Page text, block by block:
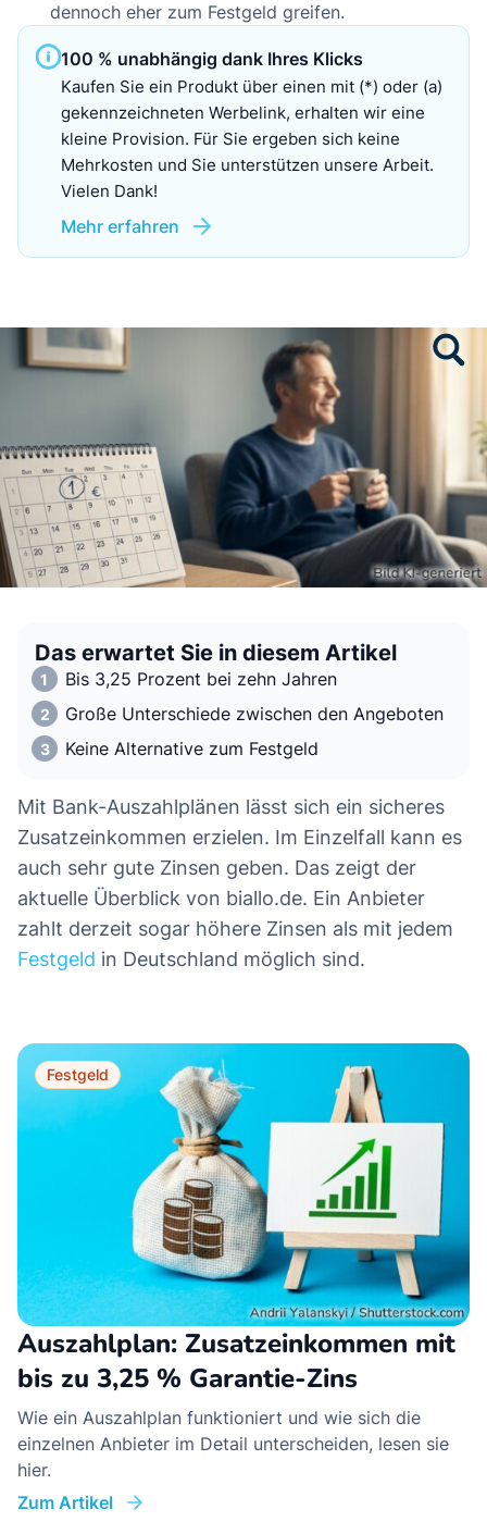
dennoch eher zum Festgeld greifen.
100 % unabhängig dank Ihres Klicks
Kaufen Sie ein Produkt über einen mit (*) oder (a)
gekennzeichneten Werbelink, erhalten wir eine
kleine Provision. Für Sie ergeben sich keine
Mehrkosten und Sie unterstützen unsere Arbeit.
Vielen Dank!
Mehr erfahren
Das erwartet Sie in diesem Artikel
Bis 3,25 Prozent bei zehn Jahren
Große Unterschiede zwischen den Angeboten
Keine Alternative zum Festgeld
Mit Bank-Auszahlplänen lässt sich ein sicheres
Zusatzeinkommen erzielen. Im Einzelfall kann es
auch sehr gute Zinsen geben. Das zeigt der
aktuelle Überblick von biallo.de. Ein Anbieter
zahlt derzeit sogar höhere Zinsen als mit jedem
Festgeld in Deutschland möglich sind.
Festgeld
Auszahlplan: Zusatzeinkommen mit
bis zu 3,25 % Garantie-Zins
Wie ein Auszahlplan funktioniert und wie sich die
einzelnen Anbieter im Detail unterscheiden, lesen sie
hier.
Zum Artikel